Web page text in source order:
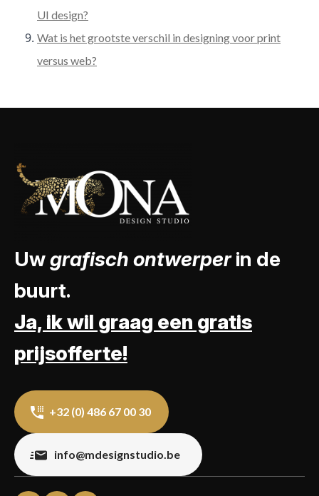
UI design?
Wat is het grootste verschil in designing voor print
versus web?
Uwgrafisch ontwerperin de
buurt.
Ja, ik wil graag een gratis
prijsofferte!
+32 (0) 486 67 00 30
info@mdesignstudio.be